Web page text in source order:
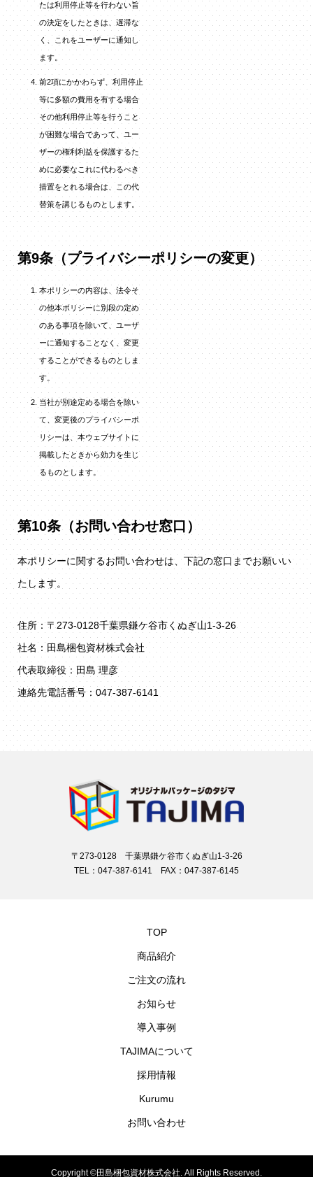
たは利用停止等を行わない旨
の決定をしたときは、遅滞な
く、これをユーザーに通知し
ます。
前2項にかかわらず、利用停止
等に多額の費用を有する場合
その他利用停止等を行うこと
が困難な場合であって、ユー
ザーの権利利益を保護するた
めに必要なこれに代わるべき
措置をとれる場合は、この代
替策を講じるものとします。
第9条（プライバシーポリシーの変更）
本ポリシーの内容は、法令そ
の他本ポリシーに別段の定め
のある事項を除いて、ユーザ
ーに通知することなく、変更
することができるものとしま
す。
当社が別途定める場合を除い
て、変更後のプライバシーポ
リシーは、本ウェブサイトに
掲載したときから効力を生じ
るものとします。
第10条（お問い合わせ窓口）
本ポリシーに関するお問い合わせは、下記の窓口までお願いい
たします。
住所：〒273-0128千葉県鎌ケ谷市くぬぎ山1-3-26
社名：田島梱包資材株式会社
代表取締役：田島 理彦
連絡先電話番号：047-387-6141
〒273-0128 千葉県鎌ケ谷市くぬぎ山1-3-26
TEL：047-387-6141 FAX：047-387-6145
TOP
商品紹介
ご注文の流れ
お知らせ
導入事例
TAJIMAについて
採用情報
Kurumu
お問い合わせ
Copyright ©田島梱包資材株式会社. All Rights Reserved.